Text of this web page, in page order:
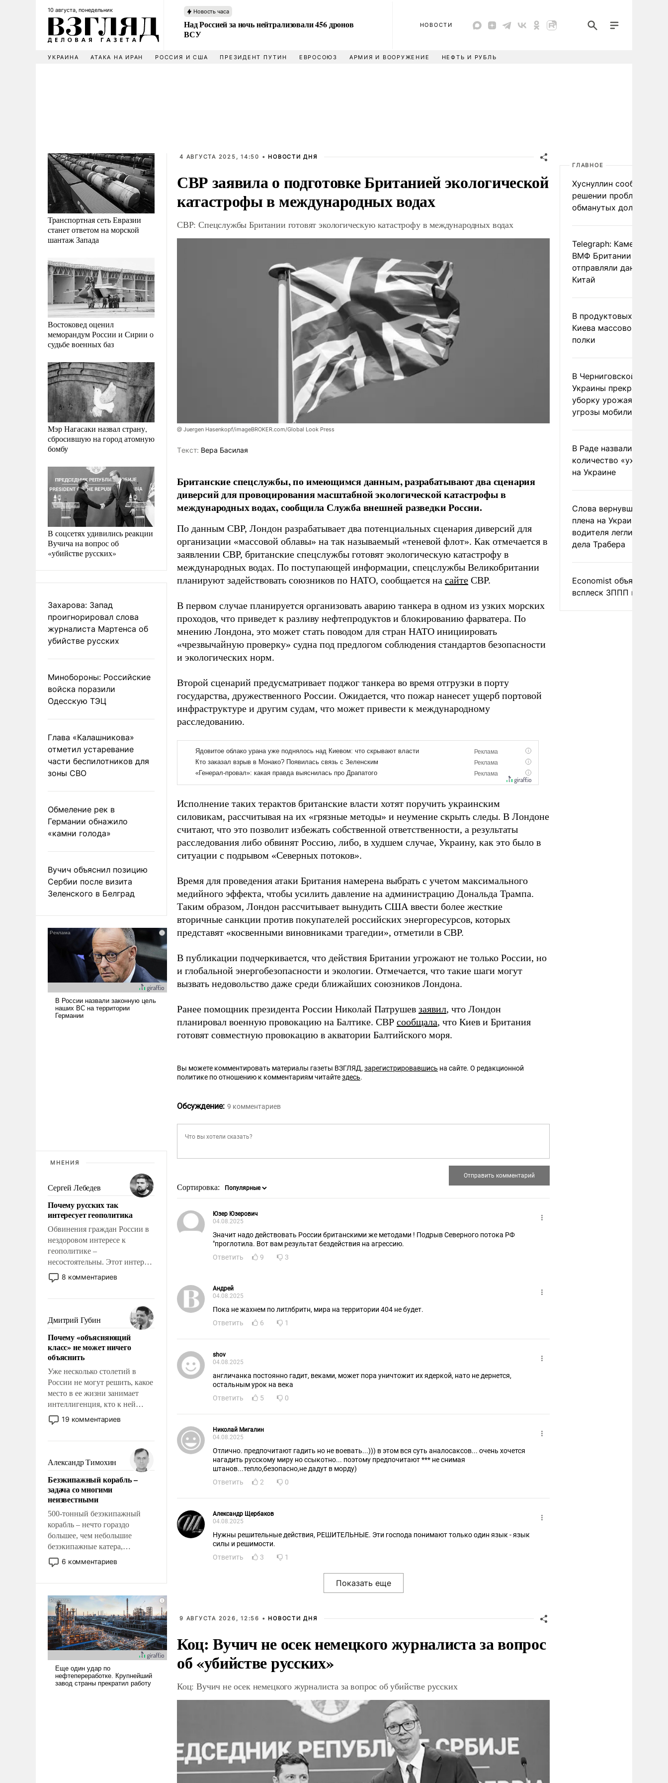
10 августа, понедельник Новость часа
Над Россией за ночь нейтрализовали 456 дронов
ВСУ
НОВОСТИ
УКРАИНА АТАКА НА ИРАН РОССИЯ И США ПРЕЗИДЕНТ ПУТИН ЕВРОСОЮЗ АРМИЯ И ВООРУЖЕНИЕ НЕФТЬ И РУБЛЬ
Транспортная сеть Евразии
станет ответом на морской
шантаж Запада
Востоковед оценил
меморандум России и Сирии о
судьбе военных баз
Мэр Нагасаки назвал страну,
сбросившую на город атомную
бомбу
В соцсетях удивились реакции
Вучича на вопрос об
«убийстве русских»
Захарова: Запад
проигнорировал слова
журналиста Мартенса об
убийстве русских
Минобороны: Российские
войска поразили
Одесскую ТЭЦ
Глава «Калашникова»
отметил устаревание
части беспилотников для
зоны СВО
Обмеление рек в
Германии обнажило
«камни голода»
Вучич объяснил позицию
Сербии после визита
Зеленского в Белград
МНЕНИЯ
Сергей Лебедев
Почему русских так
интересует геополитика
Обвинения граждан России в
нездоровом интересе к
геополитике –
несостоятельны. Этот интерес
рационален и прагматичен. Он
обусловлен тысячелетним
фундаментальным знанием,
что мировая политика имеет
свойство заявляться на порог
нашего дома.
8 комментариев
Дмитрий Губин
Почему «объясняющий
класс» не может ничего
объяснить
Уже несколько столетий в
России не могут решить, какое
место в ее жизни занимает
интеллигенция, кто к ней
принадлежит, а кого из нее
исключили с правом
чем она отличается от просто
образованных людей. Иногда
казалось, что эти вопросы
решены раз и навсегда, но –
нет, не решены.
19 комментариев
Александр Тимохин
Безэкипажный корабль –
задача со многими
неизвестными
500-тонный безэкипажный
корабль – нечто гораздо
большее, чем небольшие
безэкипажные катера,
применение которых уже
стало обыденностью. Задача по
и ее реализация радикально
поднимет наши боевые
возможности.
6 комментариев
4 АВГУСТА 2025, 14:50 • НОВОСТИ ДНЯ
СВР заявила о подготовке Британией экологической
катастрофы в международных водах
СВР: Спецслужбы Британии готовят экологическую катастрофу в международных водах
@ Juergen Hasenkopf/imageBROKER.com/Global Look Press
Tекст: Вера Басилая
Британские спецслужбы, по имеющимся данным, разрабатывают два сценария
диверсий для провоцирования масштабной экологической катастрофы в
международных водах, сообщила Служба внешней разведки России.
По данным СВР, Лондон разрабатывает два потенциальных сценария диверсий для
организации «массовой облавы» на так называемый «теневой флот». Как отмечается в
заявлении СВР, британские спецслужбы готовят экологическую катастрофу в
международных водах. По поступающей информации, спецслужбы Великобритании
планируют задействовать союзников по НАТО, сообщается на сайте СВР.
В первом случае планируется организовать аварию танкера в одном из узких морских
проходов, что приведет к разливу нефтепродуктов и блокированию фарватера. По
мнению Лондона, это может стать поводом для стран НАТО инициировать
«чрезвычайную проверку» судна под предлогом соблюдения стандартов безопасности
и экологических норм.
Второй сценарий предусматривает поджог танкера во время отгрузки в порту
государства, дружественного России. Ожидается, что пожар нанесет ущерб портовой
инфраструктуре и другим судам, что может привести к международному
расследованию.
Исполнение таких терактов британские власти хотят поручить украинским
силовикам, рассчитывая на их «грязные методы» и неумение скрыть следы. В Лондоне
считают, что это позволит избежать собственной ответственности, а результаты
расследования либо обвинят Россию, либо, в худшем случае, Украину, как это было в
ситуации с подрывом «Северных потоков».
Время для проведения атаки Британия намерена выбрать с учетом максимального
медийного эффекта, чтобы усилить давление на администрацию Дональда Трампа.
Таким образом, Лондон рассчитывает вынудить США ввести более жесткие
вторичные санкции против покупателей российских энергоресурсов, которых
представят «косвенными виновниками трагедии», отметили в СВР.
В публикации подчеркивается, что действия Британии угрожают не только России, но
и глобальной энергобезопасности и экологии. Отмечается, что такие шаги могут
вызвать недовольство даже среди ближайших союзников Лондона.
Ранее помощник президента России Николай Патрушев заявил, что Лондон
планировал военную провокацию на Балтике. СВР сообщала, что Киев и Британия
готовят совместную провокацию в акватории Балтийского моря.
Вы можете комментировать материалы газеты ВЗГЛЯД,зарегистрировавшись на сайте. О редакционной
политике по отношению к комментариям читайтездесь.
Обсуждение: 9 комментариев
Сортировка:
Юзер Юзерович
04.08.2025
Значит надо действовать России британскими же методами ! Подрыв Северного потока РФ
"проглотила. Вот вам результат бездействия на агрессию.
Ответить
9 3
Андрей
04.08.2025
Пока не жахнем по литлбритн, мира на территории 404 не будет.
Ответить
6 1
shov
04.08.2025
англичанка постоянно гадит, веками, может пора уничтожит их ядеркой, нато не дернется,
остальным урок на века
Ответить
5 0
Николай Мигалин
04.08.2025
Отлично. предпочитают гадить но не воевать...))) в этом вся суть аналосаксов... очень хочется
нагадить русскому миру но ссыкотно... поэтому предпочитают *** не снимая
штанов...тепло,безопасно,не дадут в морду)
Ответить
2 0
Александр Щербаков
04.08.2025
Нужны решительные действия, РЕШИТЕЛЬНЫЕ. Эти господа понимают только один язык - язык
силы и решимости.
Ответить
3 1
9 АВГУСТА 2026, 12:56 • НОВОСТИ ДНЯ
Коц: Вучич не осек немецкого журналиста за вопрос
об «убийстве русских»
Коц: Вучич не осек немецкого журналиста за вопрос об убийстве русских
ГЛАВНОЕ
Хуснуллин сообщил о
решении проблемы
обманутых дольщиков
Telegraph: Камеры
ВМФ Британии тайно
отправляли данные в
Китай
В продуктовых
Киева массово
полки
В Черниговской
Украины прекратили
уборку урожая из-за
угрозы мобилизации
В Раде назвали
количество
на Украине
Слова вернувшегося из
плена на Украине
водителя легли в
дела Трабера
Economist объяснил
всплеск ЗППП в Европе